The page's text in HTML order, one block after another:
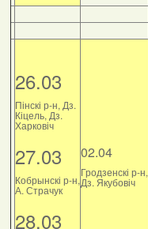
26.03
Пінскі р-н, Дз.
Кіцель, Дз.
Харковіч
27.03
Кобрынскі р-н,
А. Страчук
28.03
02.04
Гродзенскі р-н,
Дз. Якубовіч